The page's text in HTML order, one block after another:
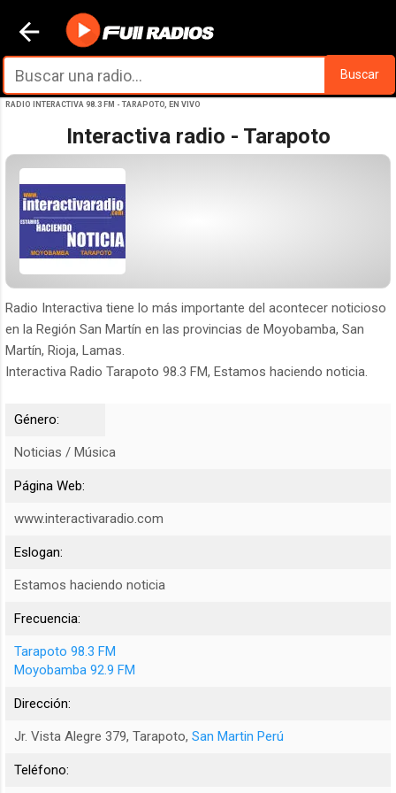
Ir al contenido principal
Buscar
RADIO INTERACTIVA 98.3 FM - TARAPOTO, EN VIVO
Interactiva radio - Tarapoto
Radio Interactiva tiene lo más importante del acontecer noticioso
en la Región San Martín en las provincias de Moyobamba, San
Martín, Rioja, Lamas.
Interactiva Radio Tarapoto 98.3 FM, Estamos haciendo noticia.
Género:
Noticias / Música
Página Web:
www.interactivaradio.com
Eslogan:
Estamos haciendo noticia
Frecuencia:
Tarapoto 98.3 FM
Moyobamba 92.9 FM
Dirección:
Jr. Vista Alegre 379, Tarapoto, San Martin Perú
Teléfono: